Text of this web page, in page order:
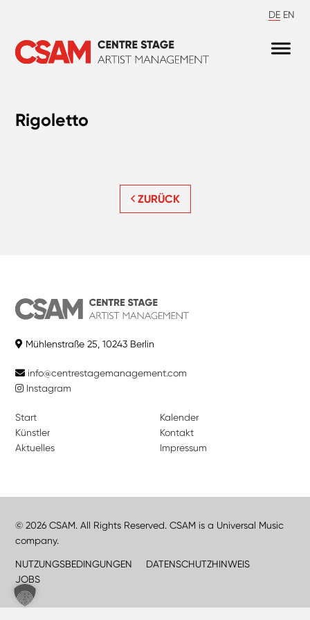
DE EN
Rigoletto
ZURÜCK
Mühlenstraße 25, 10243 Berlin
info@centrestagemanagement.com
Instagram
Start
Künstler
Aktuelles
Kalender
Kontakt
Impressum
© 2026 CSAM. All Rights Reserved. CSAM is a Universal Music
company.
NUTZUNGSBEDINGUNGEN
DATENSCHUTZHINWEIS
JOBS